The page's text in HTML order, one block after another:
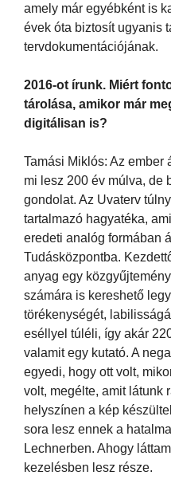
amely már egyébként is
évek óta biztosít ugyanis
tervdokumentációjának.
2016-ot írunk. Miért
tárolása, amikor már
digitálisan is?
Tamási Miklós: Az ember
mi lesz 200 év múlva, de
gondolat. Az Uvaterv
tartalmazó hagyatéka,
eredeti analóg formában
Tudásközpontba.
anyag egy
számára is kereshető
törékenységét,
eséllyel túléli, így akár
valamit egy kutató. A
egyedi, hogy ott volt,
volt, megélte, amit látunk
helyszínen a kép
sora lesz ennek a
Lechnerben. Ahogy
kezelésben lesz része.